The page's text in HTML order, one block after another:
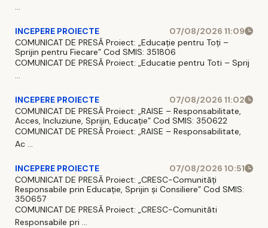
...
INCEPERE PROIECTE
07/08/2026 11:09
COMUNICAT DE PRESĂ Proiect: „Educație pentru Toți –
Sprijin pentru Fiecare” Cod SMIS: 351806
COMUNICAT DE PRESĂ Proiect: „Educatie pentru Toti – Sprij
...
INCEPERE PROIECTE
07/08/2026 11:02
COMUNICAT DE PRESĂ Proiect: „RAISE – Responsabilitate,
Acces, Incluziune, Sprijin, Educație” Cod SMIS: 350622
COMUNICAT DE PRESĂ Proiect: „RAISE – Responsabilitate,
Ac ...
INCEPERE PROIECTE
07/08/2026 10:51
COMUNICAT DE PRESĂ Proiect: „CRESC-Comunități
Responsabile prin Educație, Sprijin și Consiliere” Cod SMIS:
350657
COMUNICAT DE PRESĂ Proiect: „CRESC-Comunităti
Responsabile pri ...